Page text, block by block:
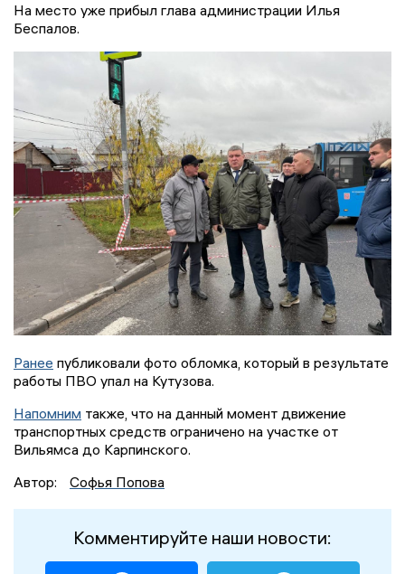
На место уже прибыл глава администрации Илья
Беспалов.
Ранее публиковали фото обломка, который в результате
работы ПВО упал на Кутузова.
Напомним также, что на данный момент движение
транспортных средств ограничено на участке от
Вильямса до Карпинского.
Автор:
Софья Попова
Комментируйте наши новости: